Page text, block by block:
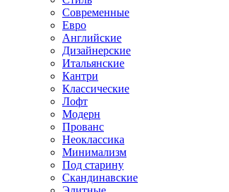
Современные
Евро
Английские
Дизайнерские
Итальянские
Кантри
Классические
Лофт
Модерн
Прованс
Неоклассика
Минимализм
Под старину
Скандинавские